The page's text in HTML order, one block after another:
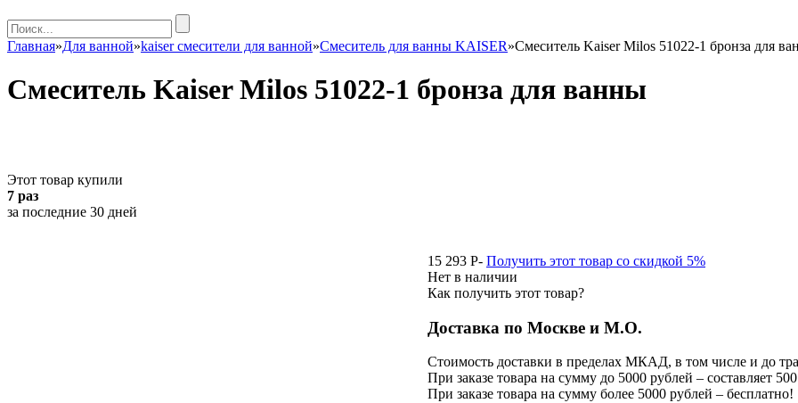
Главная»Для ванной»kaiser смесители для ванной»Смеситель для ванны KAISER»Смеситель Kaiser Milos 51022-1 бронза для
Смеситель Kaiser Milos 51022-1 бронза для ванны
Этот товар купили
7 раз
за последние 30 дней
15 293 P- Получить этот товар со скидкой 5%
Нет в наличии
Как получить этот товар?
Доставка по Москве и М.О.
Стоимость доставки в пределах МКАД, в том числе и до
При заказе товара на сумму до 5000 рублей – составляет
При заказе товара на сумму более 5000 рублей – бесплатно!